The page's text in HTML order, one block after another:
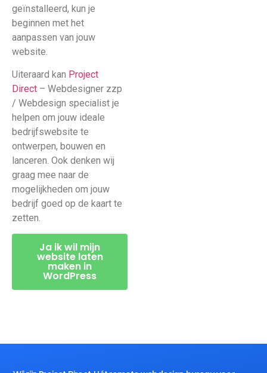
geïnstalleerd, kun je
beginnen met het
aanpassen van jouw
website.
Uiteraard kan Project
Direct – Webdesigner zzp
/ Webdesign specialist je
helpen om jouw ideale
bedrijfswebsite te
ontwerpen, bouwen en
lanceren. Ook denken wij
graag mee naar de
mogelijkheden om jouw
bedrijf goed op de kaart te
zetten.
Ja ik wil mijn
website laten
maken in
WordPress